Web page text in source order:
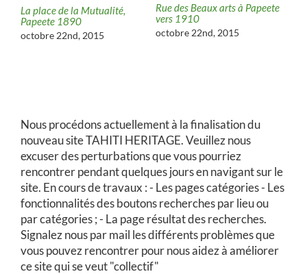
La place de la Mutualité,
Papeete 1890
octobre 22nd, 2015
Rue des Beaux arts à Papeete
vers 1910
octobre 22nd, 2015
Nous procédons actuellement à la finalisation du
nouveau site TAHITI HERITAGE. Veuillez nous
excuser des perturbations que vous pourriez
rencontrer pendant quelques jours en navigant sur le
site. En cours de travaux : - Les pages catégories - Les
fonctionnalités des boutons recherches par lieu ou
par catégories ; - La page résultat des recherches.
Signalez nous par mail les différents problèmes que
vous pouvez rencontrer pour nous aidez à améliorer
ce site qui se veut "collectif"